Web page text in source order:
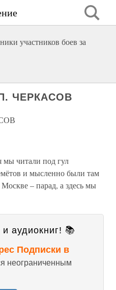
участников боев за
ЧЕРКАСОВ
мы читали под гул
и мысленно были там
– парад, а здесь мы
аудиокниг! 📚
Подписки в
неограниченным